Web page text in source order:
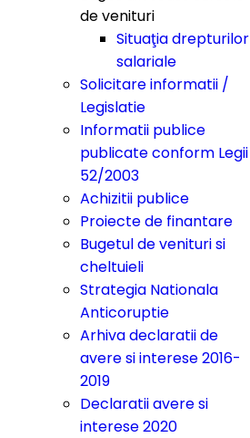
de venituri
Situaţia drepturilor
salariale
Solicitare informatii /
Legislatie
Informatii publice
publicate conform Legii
52/2003
Achizitii publice
Proiecte de finantare
Bugetul de venituri si
cheltuieli
Strategia Nationala
Anticoruptie
Arhiva declaratii de
avere si interese 2016-
2019
Declaratii avere si
interese 2020